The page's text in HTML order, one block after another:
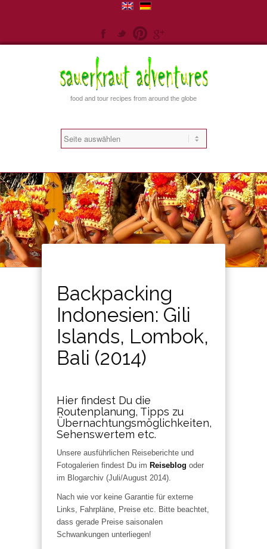
FacebookTwitterPinterest
food and tour recipes from around the globe
Backpacking
Indonesien: Gili
Islands, Lombok,
Bali (2014)
Hier findest Du die
Routenplanung, Tipps zu
Übernachtungsmöglichkeiten,
Sehenswertem etc.
Unsere ausführlichen Reiseberichte und
Fotogalerien findest Du im Reiseblog oder
im Blogarchiv (Juli/August 2014).
Nach wie vor keine Garantie für externe
Links, Fahrpläne, Preise etc. Bitte beachtet,
dass gerade Preise saisonalen
Schwankungen unterliegen!